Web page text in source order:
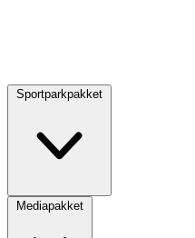
Sportparkpakket
Mediapakket